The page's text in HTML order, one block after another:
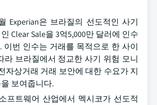
Experian은 브라질의 선도적인 사기
Clear Sale을 3억5,000만 달러에 인수
이번 인수는 거래를 목적으로 한 사이
라 브라질에서 정교한 사기 위험 모니
자상거래 거래 보안에 대한 수요가 지
보여줍니다.
프트웨어 산업에서 멕시코가 선도적